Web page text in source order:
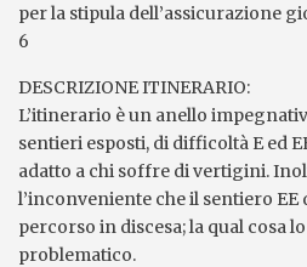
per la stipula dell’assicurazione
6
DESCRIZIONE ITINERARIO:
L’itinerario è un anello
sentieri esposti, di difficoltà E ed
adatto a chi soffre di vertigini.
l’inconveniente che il sentiero EE
percorso in discesa; la qual cosa
problematico.